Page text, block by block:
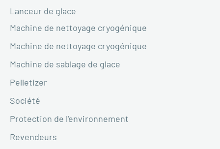
Lanceur de glace
Machine de nettoyage cryogénique
Machine de nettoyage cryogénique
Machine de sablage de glace
Pelletizer
Société
Protection de l'environnement
Revendeurs